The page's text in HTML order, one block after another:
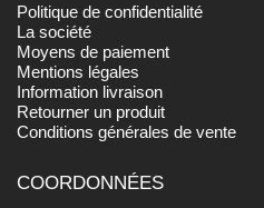
Politique de confidentialité
La société
Moyens de paiement
Mentions légales
Information livraison
Retourner un produit
Conditions générales de vente
COORDONNÉES